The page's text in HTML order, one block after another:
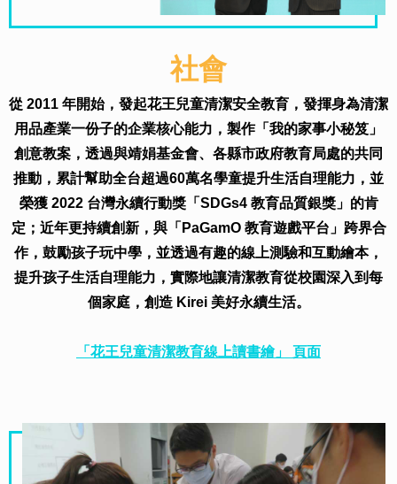
社會
從 2011 年開始，發起花王兒童清潔安全教育，發揮身為清潔
用品產業一份子的企業核心能力，製作「我的家事小秘笈」
創意教案，透過與靖娟基金會、各縣市政府教育局處的共同
推動，累計幫助全台超過60萬名學童提升生活自理能力，並
榮獲 2022 台灣永續行動獎「SDGs4 教育品質銀獎」的肯
定；近年更持續創新，與「PaGamO 教育遊戲平台」跨界合
作，鼓勵孩子玩中學，並透過有趣的線上測驗和互動繪本，
提升孩子生活自理能力，實際地讓清潔教育從校園深入到每
個家庭，創造 Kirei 美好永續生活。
「花王兒童清潔教育線上讀書繪」 頁面